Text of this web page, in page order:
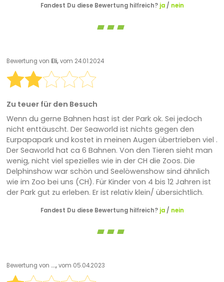
Fandest Du diese Bewertung hilfreich? ja/ nein
Bewertung von Eli,vom 24.01.2024
Zu teuer für den Besuch
Wenn du gerne Bahnen hast ist der Park ok. Sei jedoch
nicht enttäuscht. Der Seaworld ist nichts gegen den
Eurpapapark und kostet in meinen Augen übertrieben viel .
Der Seaworld hat ca 6 Bahnen. Von den Tieren sieht man
wenig, nicht viel spezielles wie in der CH die Zoos. Die
Delphinshow war schön und Seelöwenshow sind ähnlich
wie im Zoo bei uns (CH). Für Kinder von 4 bis 12 Jahren ist
der Park gut zu erleben. Er ist relativ klein/ übersichtlich.
Fandest Du diese Bewertung hilfreich? ja/ nein
Bewertung von …,vom 05.04.2023